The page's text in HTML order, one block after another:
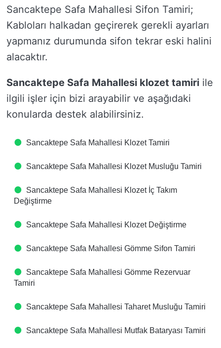
Sancaktepe Safa Mahallesi Sifon Tamiri;
Kabloları halkadan geçirerek gerekli ayarları
yapmanız durumunda sifon tekrar eski halini
alacaktır.
Sancaktepe Safa Mahallesi klozet tamiri ile
ilgili işler için bizi arayabilir ve aşağıdaki
konularda destek alabilirsiniz.
Sancaktepe Safa Mahallesi Klozet Tamiri
Sancaktepe Safa Mahallesi Klozet Musluğu Tamiri
Sancaktepe Safa Mahallesi Klozet İç Takım
Değiştirme
Sancaktepe Safa Mahallesi Klozet Değiştirme
Sancaktepe Safa Mahallesi Gömme Sifon Tamiri
Sancaktepe Safa Mahallesi Gömme Rezervuar
Tamiri
Sancaktepe Safa Mahallesi Taharet Musluğu Tamiri
Sancaktepe Safa Mahallesi Mutfak Bataryası Tamiri